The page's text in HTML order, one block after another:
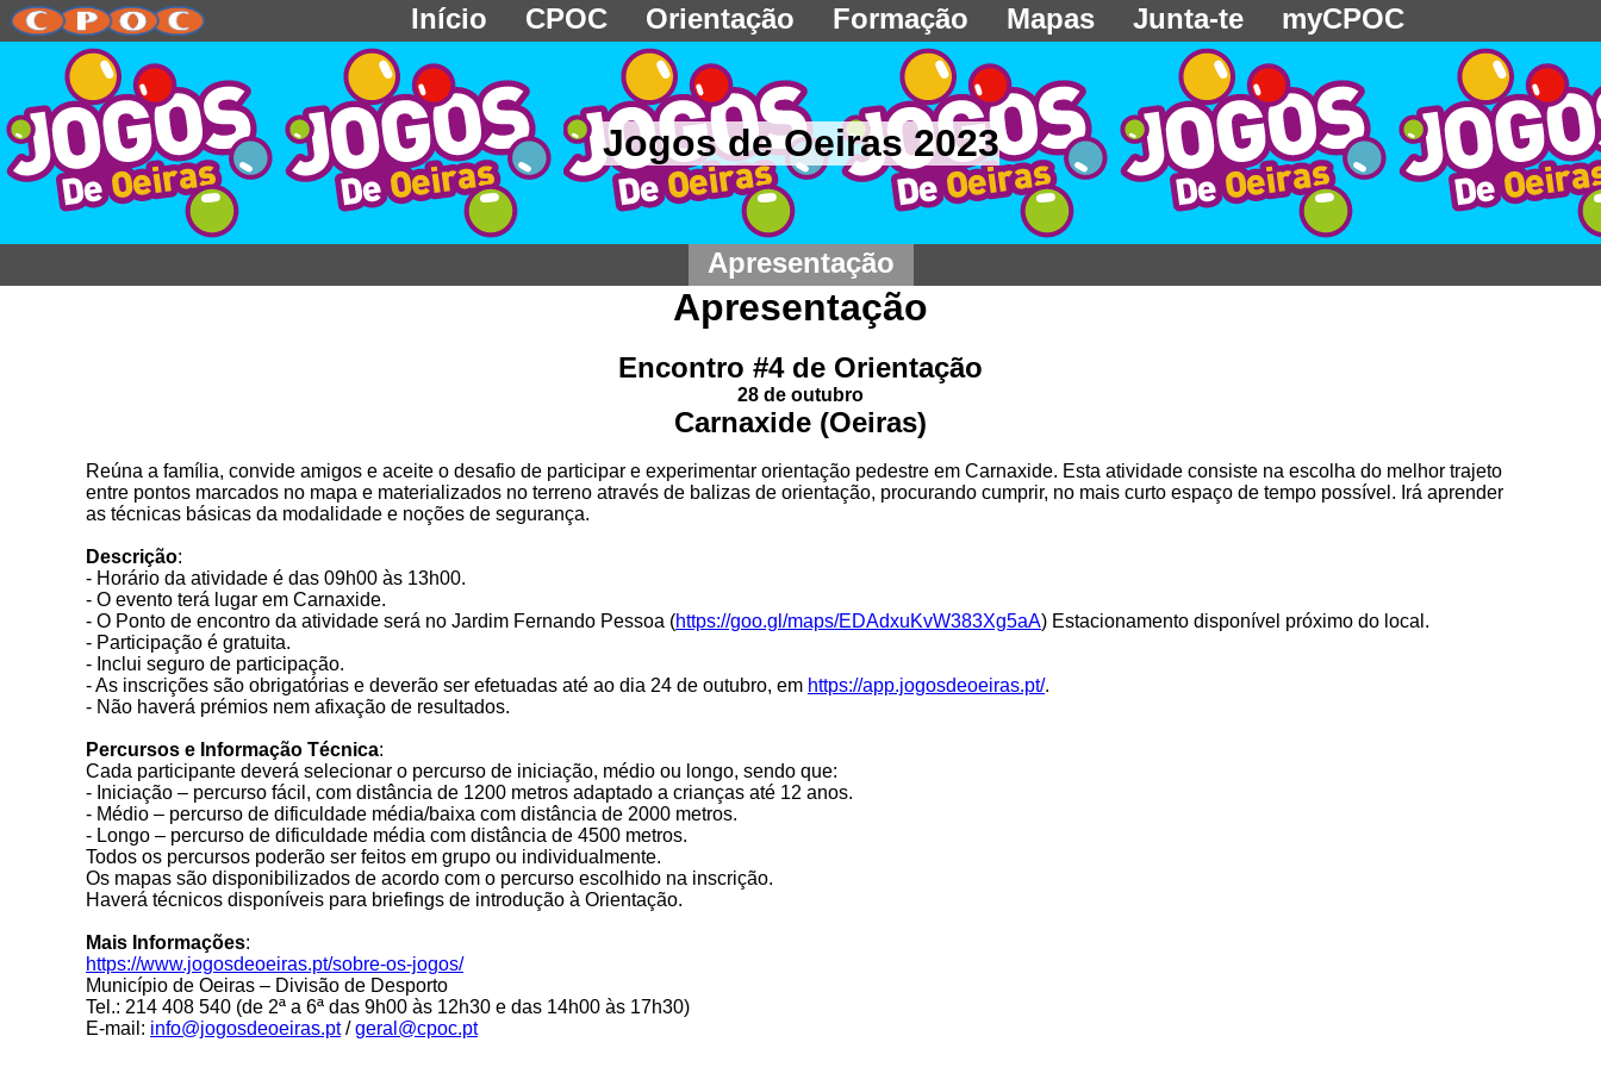
Início CPOC Orientação Formação Mapas Junta-te myCPOC
Jogos de Oeiras 2023
Apresentação
Apresentação
Encontro #4 de Orientação
28 de outubro
Carnaxide (Oeiras)
Reúna a família, convide amigos e aceite o desafio de participar e experimentar orientação pedestre em Carnaxide. Esta atividade consiste na escolha do melhor trajeto
entre pontos marcados no mapa e materializados no terreno através de balizas de orientação, procurando cumprir, no mais curto espaço de tempo possível. Irá aprender
as técnicas básicas da modalidade e noções de segurança.
Descrição:
- Horário da atividade é das 09h00 às 13h00.
- O evento terá lugar em Carnaxide.
- O Ponto de encontro da atividade será no Jardim Fernando Pessoa (https://goo.gl/maps/EDAdxuKvW383Xg5aA) Estacionamento disponível próximo do local.
- Participação é gratuita.
- Inclui seguro de participação.
- As inscrições são obrigatórias e deverão ser efetuadas até ao dia 24 de outubro, em https://app.jogosdeoeiras.pt/.
- Não haverá prémios nem afixação de resultados.
Percursos e Informação Técnica:
Cada participante deverá selecionar o percurso de iniciação, médio ou longo, sendo que:
- Iniciação – percurso fácil, com distância de 1200 metros adaptado a crianças até 12 anos.
- Médio – percurso de dificuldade média/baixa com distância de 2000 metros.
- Longo – percurso de dificuldade média com distância de 4500 metros.
Todos os percursos poderão ser feitos em grupo ou individualmente.
Os mapas são disponibilizados de acordo com o percurso escolhido na inscrição.
Haverá técnicos disponíveis para briefings de introdução à Orientação.
Mais Informações:
https://www.jogosdeoeiras.pt/sobre-os-jogos/
Município de Oeiras – Divisão de Desporto
Tel.: 214 408 540 (de 2ª a 6ª das 9h00 às 12h30 e das 14h00 às 17h30)
E-mail: info@jogosdeoeiras.pt/geral@cpoc.pt